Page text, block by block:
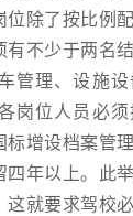
除了按比例
不少于两名
管理、设施
岗位人员必
增设档案管
年以上。此
就要求驾校